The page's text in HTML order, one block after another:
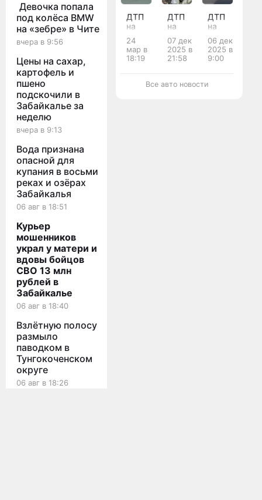
Девочка попала
под колёса BMW
на «зебре» в Чите
вчера в 9:56
Цены на сахар,
картофель и
пшено
подскочили в
Забайкалье за
неделю
вчера в 9:13
Вода признана
опасной для
купания в восьми
реках и озёрах
Забайкалья
06 авг в 18:51
Курьер
мошенников
украл у матери и
вдовы бойцов
СВО 13 млн
рублей в
Забайкалье
06 авг в 18:40
Взлётную полосу
размыло
паводком в
Тунгокоченском
округе
06 авг в 18:26
ДТП
на
перекрёстке
Бабушкина
-
Николая
Островского
24
мар в
18:19
ДТП
на
перекрёстке
Шилова
-
Хабаровская
07 дек
2025 в
21:58
ДТП
на
перекрёстке
Богомягкова
-
Кастринская
06 дек
2025 в
9:00
Все авто новости